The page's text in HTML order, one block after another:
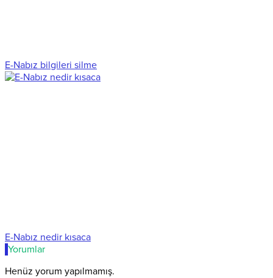
E-Nabız bilgileri silme
E-Nabız nedir kısaca
Yorumlar
Henüz yorum yapılmamış.